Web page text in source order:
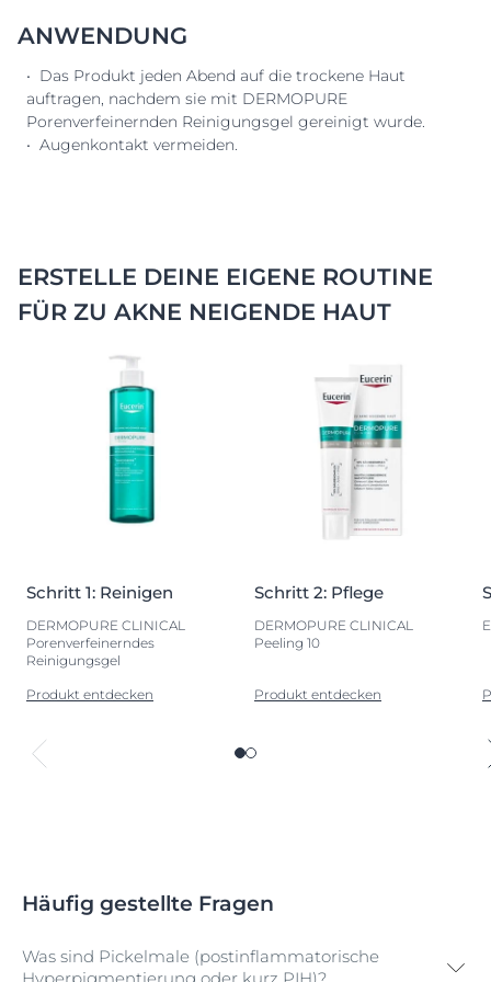
ANWENDUNG
• Das Produkt jeden Abend auf die trockene Haut
auftragen, nachdem sie mit DERMOPURE
Porenverfeinernden Reinigungsgel gereinigt wurde.
• Augenkontakt vermeiden.
ERSTELLE DEINE EIGENE ROUTINE
FÜR ZU AKNE NEIGENDE HAUT
Schritt 1: Reinigen
DERMOPURE CLINICAL
Porenverfeinerndes
Reinigungsgel
Produkt entdecken
Schritt 2: Pflege
DERMOPURE CLINICAL
Peeling 10
Produkt entdecken
Häufig gestellte Fragen
Was sind Pickelmale (postinflammatorische